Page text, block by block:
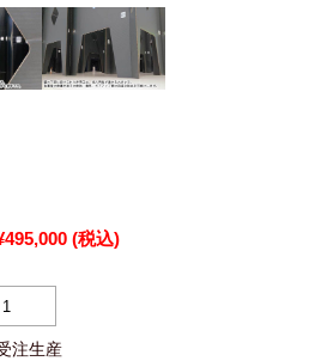
(税込)
注生産